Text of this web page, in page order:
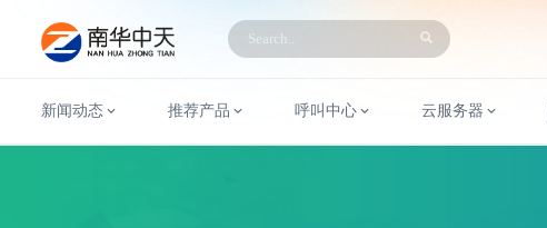
新闻动态 推荐产品 呼叫中心 云服务器